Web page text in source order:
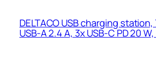
DELTACO USB charging station,
USB-A 2.4 A, 3x USB-C PD 20